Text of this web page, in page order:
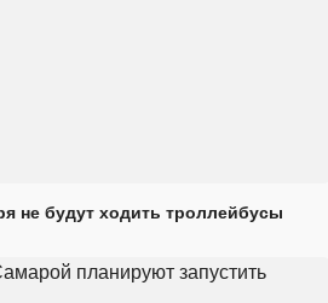
не будут ходить троллейбусы